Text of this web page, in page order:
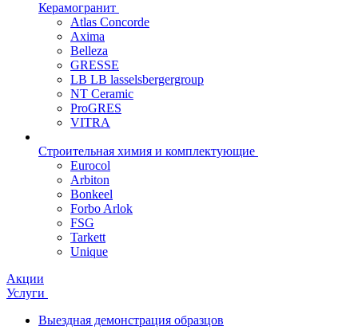
Керамогранит
Atlas Concorde
Axima
Belleza
GRESSE
LB LB lasselsbergergroup
NT Ceramic
ProGRES
VITRA
Строительная химия и комплектующие
Eurocol
Arbiton
Bonkeel
Forbo Arlok
FSG
Tarkett
Unique
Акции
Услуги
Выездная демонстрация образцов